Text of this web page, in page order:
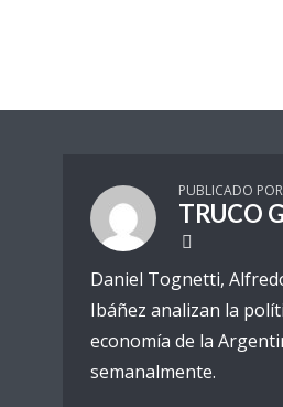
PUBLICADO POR
TRUCO
Daniel Tognetti,
Ibáñez analizan la
economía de la
semanalmente.